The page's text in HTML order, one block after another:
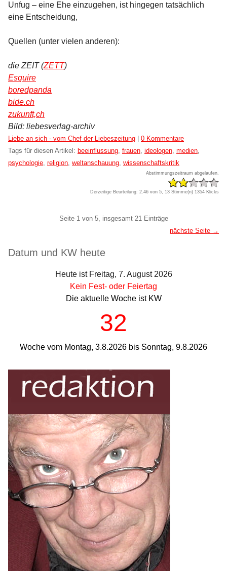
Unfug – eine Ehe einzugehen, ist hingegen tatsächlich
eine Entscheidung,
Quellen (unter vielen anderen):
die ZEIT (ZETT)
Esquire
boredpanda
bide.ch
zukunft,ch
Bild: liebesverlag-archiv
Kategorien:
Liebe an sich - vom Chef der Liebeszeitung
0 Kommentare
Tags für diesen Artikel: beeinflussung frauen ideologen medien
psychologie religion weltanschauung wissenschaftskritik
Abstimmungszeitraum abgelaufen.
Derzeitige Beurteilung: 2.46 von 5, 13 Stimme(n) 1354 Klicks
Seite 1 von 5, insgesamt 21 Einträge
nächste Seite →
Seitenleiste
Datum und KW heute
Heute ist Freitag, 7. August 2026
Kein Fest- oder Feiertag
Die aktuelle Woche ist KW
32
Woche vom Montag, 3.8.2026 bis Sonntag, 9.8.2026